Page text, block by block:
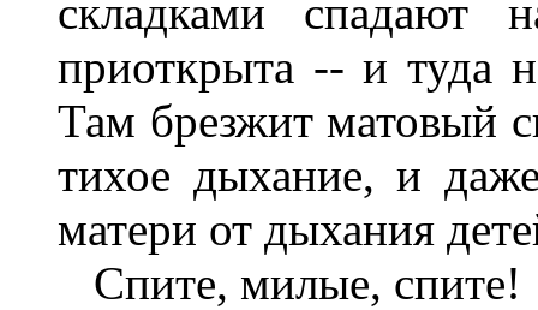
складками спадают
приоткрыта -- и туда
Там брезжит матовый
тихое дыхание, и
матери от дыхания
Спите, милые, спите!